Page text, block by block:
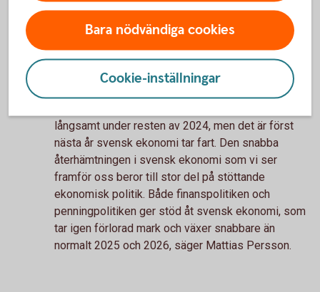
Under resten av 2024 växer svensk ekonomi
svagt. Swedbank räknar med att BNP växer med
måttliga 0,3 procent. Men från början av nästa år
växlar tillväxten upp och BNP växer med nära 3
procent både 2025 och 2026.
långsamt under resten av 2024, men det är först
nästa år svensk ekonomi tar fart. Den snabba
återhämtningen i svensk ekonomi som vi ser
framför oss beror till stor del på stöttande
ekonomisk politik. Både finanspolitiken och
penningpolitiken ger stöd åt svensk ekonomi, som
tar igen förlorad mark och växer snabbare än
normalt 2025 och 2026, säger Mattias Persson.
Bara nödvändiga cookies
Cookie-inställningar